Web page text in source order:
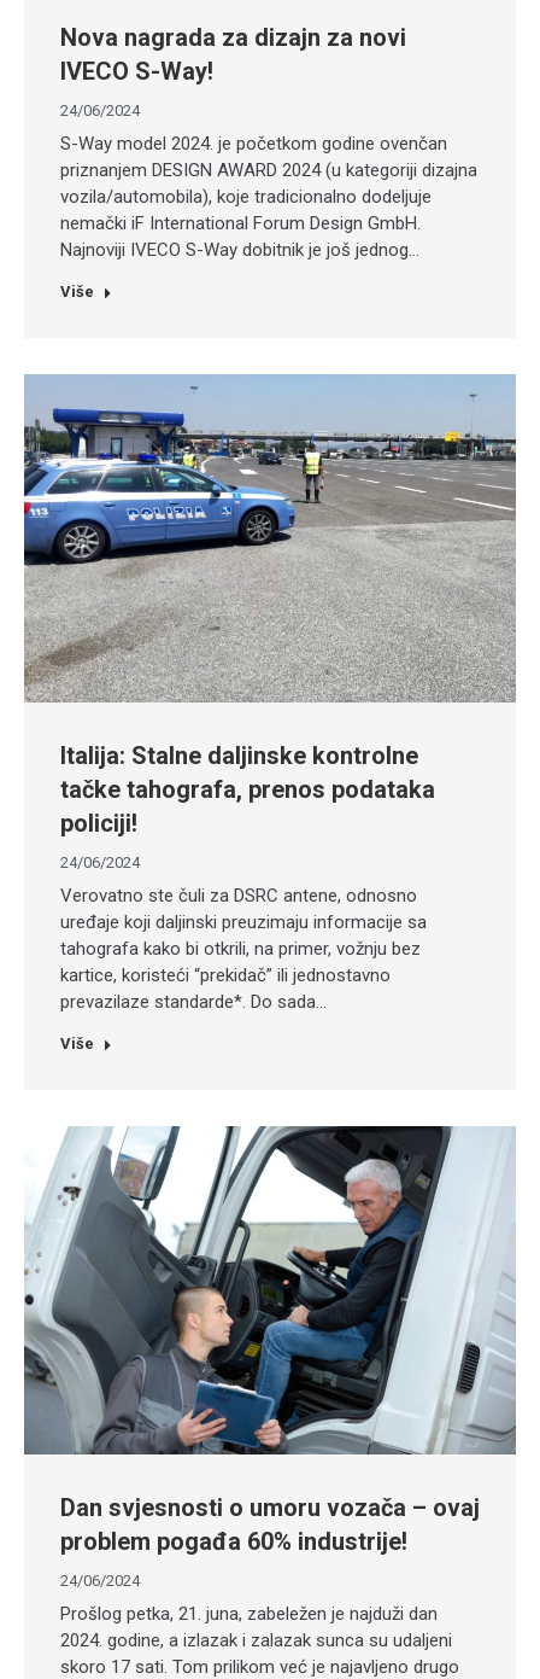
Nova nagrada za dizajn za novi
IVECO S-Way!
24/06/2024
S-Way model 2024. je početkom godine ovenčan
priznanjem DESIGN AWARD 2024 (u kategoriji dizajna
vozila/automobila), koje tradicionalno dodeljuje
nemački iF International Forum Design GmbH.
Najnoviji IVECO S-Way dobitnik je još jednog…
Više
Italija: Stalne daljinske kontrolne
tačke tahografa, prenos podataka
policiji!
24/06/2024
Verovatno ste čuli za DSRC antene, odnosno
uređaje koji daljinski preuzimaju informacije sa
tahografa kako bi otkrili, na primer, vožnju bez
kartice, koristeći “prekidač” ili jednostavno
prevazilaze standarde*. Do sada…
Više
Dan svjesnosti o umoru vozača – ovaj
problem pogađa 60% industrije!
24/06/2024
Prošlog petka, 21. juna, zabeležen je najduži dan
2024. godine, a izlazak i zalazak sunca su udaljeni
skoro 17 sati. Tom prilikom već je najavljeno drugo